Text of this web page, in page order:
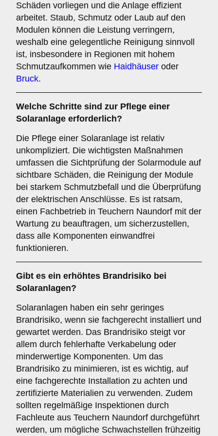
Schäden vorliegen und die Anlage effizient
arbeitet. Staub, Schmutz oder Laub auf den
Modulen können die Leistung verringern,
weshalb eine gelegentliche Reinigung sinnvoll
ist, insbesondere in Regionen mit hohem
Schmutzaufkommen wie Haidhäuser oder
Bruck.
Welche Schritte sind zur Pflege einer
Solaranlage erforderlich?
Die Pflege einer Solaranlage ist relativ
unkompliziert. Die wichtigsten Maßnahmen
umfassen die Sichtprüfung der Solarmodule auf
sichtbare Schäden, die Reinigung der Module
bei starkem Schmutzbefall und die Überprüfung
der elektrischen Anschlüsse. Es ist ratsam,
einen Fachbetrieb in Teuchern Naundorf mit der
Wartung zu beauftragen, um sicherzustellen,
dass alle Komponenten einwandfrei
funktionieren.
Gibt es ein erhöhtes Brandrisiko bei
Solaranlagen?
Solaranlagen haben ein sehr geringes
Brandrisiko, wenn sie fachgerecht installiert und
gewartet werden. Das Brandrisiko steigt vor
allem durch fehlerhafte Verkabelung oder
minderwertige Komponenten. Um das
Brandrisiko zu minimieren, ist es wichtig, auf
eine fachgerechte Installation zu achten und
zertifizierte Materialien zu verwenden. Zudem
sollten regelmäßige Inspektionen durch
Fachleute aus Teuchern Naundorf durchgeführt
werden, um mögliche Schwachstellen frühzeitig